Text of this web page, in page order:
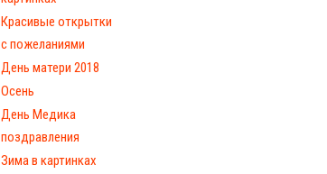
Красивые открытки
с пожеланиями
День матери 2018
Осень
День Медика
поздравления
Зима в картинках